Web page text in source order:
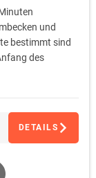
und
bestimmt sind
des
DETAILS